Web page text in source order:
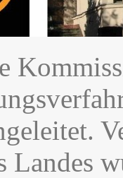
Landes